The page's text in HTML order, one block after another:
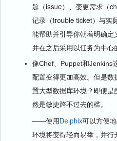
题（issue）、变更需求（
记录（trouble ticket）与实
能帮助并引导你朝着明确定
并在之后采用以任务为中心
像Chef、Puppet和Jenkins
配置变得更加高效。但是
置大型数据库环境？即便是
然是敏捷跨不过去的槛。
——使用Delphix可以方便
环境将变得轻而易举，并